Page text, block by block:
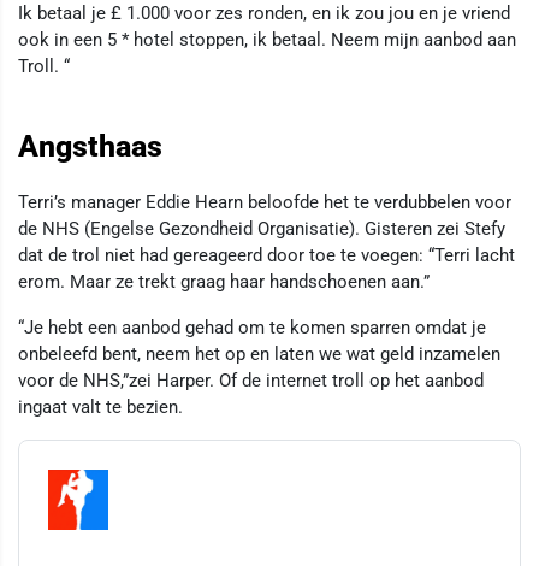
Ik betaal je £ 1.000 voor zes ronden, en ik zou jou en je vriend
ook in een 5 * hotel stoppen, ik betaal. Neem mijn aanbod aan
Troll. “
Angsthaas
Terri’s manager Eddie Hearn beloofde het te verdubbelen voor
de NHS (Engelse Gezondheid Organisatie). Gisteren zei Stefy
dat de trol niet had gereageerd door toe te voegen: “Terri lacht
erom. Maar ze trekt graag haar handschoenen aan.”
“Je hebt een aanbod gehad om te komen sparren omdat je
onbeleefd bent, neem het op en laten we wat geld inzamelen
voor de NHS,”zei Harper. Of de internet troll op het aanbod
ingaat valt te bezien.